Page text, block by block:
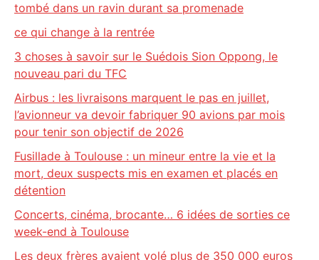
tombé dans un ravin durant sa promenade
ce qui change à la rentrée
3 choses à savoir sur le Suédois Sion Oppong, le
nouveau pari du TFC
Airbus : les livraisons marquent le pas en juillet,
l’avionneur va devoir fabriquer 90 avions par mois
pour tenir son objectif de 2026
Fusillade à Toulouse : un mineur entre la vie et la
mort, deux suspects mis en examen et placés en
détention
Concerts, cinéma, brocante… 6 idées de sorties ce
week-end à Toulouse
Les deux frères avaient volé plus de 350 000 euros